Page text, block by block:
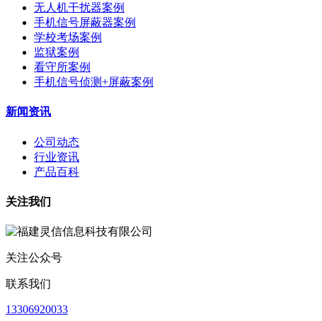
无人机干扰器案例
手机信号屏蔽器案例
学校考场案例
监狱案例
看守所案例
手机信号侦测+屏蔽案例
新闻资讯
公司动态
行业资讯
产品百科
关注我们
关注公众号
联系我们
13306920033